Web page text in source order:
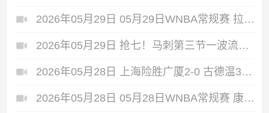
2026年05月29日 05月29日WNBA常规赛 拉斯维加斯王牌87-95达拉斯飞翼 全场集锦
2026年05月29日 抢七！马刺第三节一波流大胜雷霆扳成3-3 文班28+10 SGA18中6
2026年05月28日 上海险胜广厦2-0 古德温31+11&抢断3分压哨绝杀 布朗空砍50分
2026年05月28日 05月28日WNBA常规赛 康涅狄格太阳61-71波特兰火焰 全场集锦